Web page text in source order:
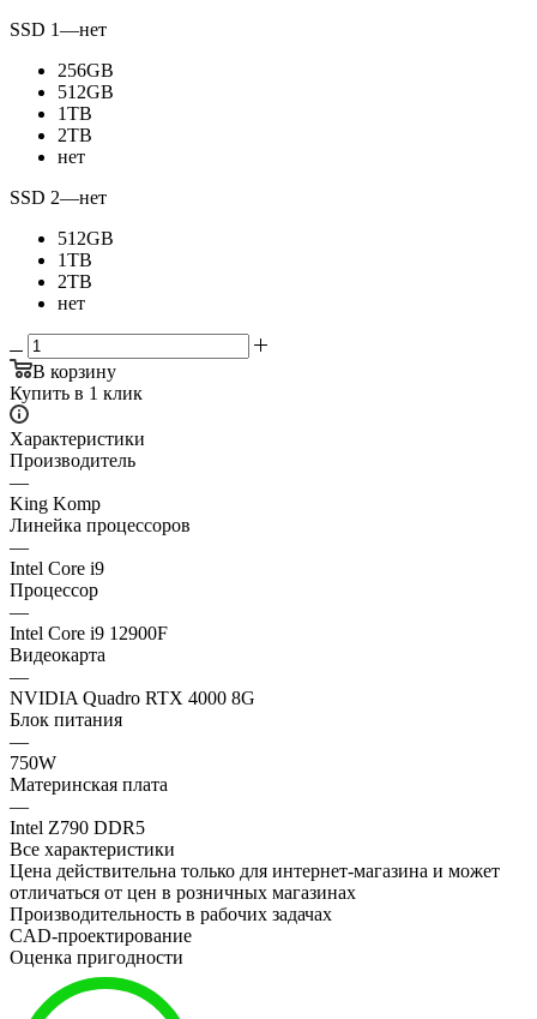
SSD 1—нет
256GB
512GB
1TB
2TB
нет
SSD 2—нет
512GB
1TB
2TB
нет
В корзину
Купить в 1 клик
Характеристики
Производитель
—
King Komp
Линейка процессоров
—
Intel Core i9
Процессор
—
Intel Core i9 12900F
Видеокарта
—
NVIDIA Quadro RTX 4000 8G
Блок питания
—
750W
Материнская плата
—
Intel Z790 DDR5
Все характеристики
Цена действительна только для интернет-магазина и может
отличаться от цен в розничных магазинах
Производительность в рабочих задачах
CAD-проектирование
Оценка пригодности